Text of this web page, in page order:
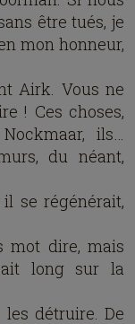
être tués, je
mon honneur,
Airk. Vous ne
! Ces choses,
ils…
du néant,
se régénérait,
mot dire, mais
long sur la
détruire. De